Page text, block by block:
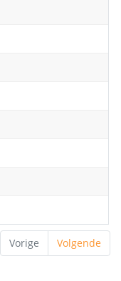
Vorige Volgende